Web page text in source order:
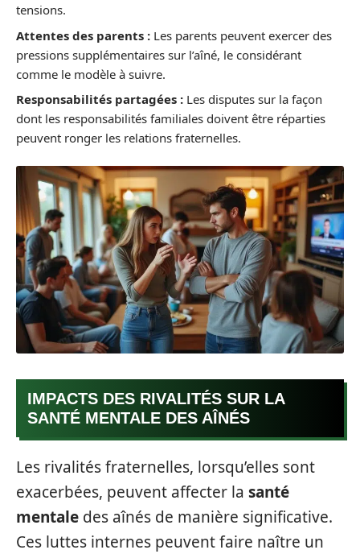
tensions.
Attentes des parents : Les parents peuvent exercer des
pressions supplémentaires sur l’aîné, le considérant
comme le modèle à suivre.
Responsabilités partagées : Les disputes sur la façon
dont les responsabilités familiales doivent être réparties
peuvent ronger les relations fraternelles.
IMPACTS DES RIVALITÉS SUR LA
SANTÉ MENTALE DES AÎNÉS
Les rivalités fraternelles, lorsqu’elles sont
exacerbées, peuvent affecter la santé
mentale des aînés de manière significative.
Ces luttes internes peuvent faire naître un